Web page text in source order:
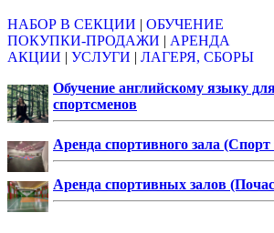
НАБОР В СЕКЦИИ | ОБУЧЕНИЕ
ПОКУПКИ-ПРОДАЖИ | АРЕНДА
АКЦИИ | УСЛУГИ | ЛАГЕРЯ, СБОРЫ
Обучение английскому языку
спортсменов
Аренда спортивного зала
Аренда спортивных залов